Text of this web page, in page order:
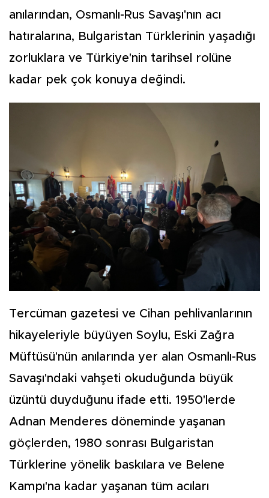
anılarından, Osmanlı-Rus Savaşı'nın acı
hatıralarına, Bulgaristan Türklerinin yaşadığı
zorluklara ve Türkiye'nin tarihsel rolüne
kadar pek çok konuya değindi.
Tercüman gazetesi ve Cihan pehlivanlarının
hikayeleriyle büyüyen Soylu, Eski Zağra
Müftüsü'nün anılarında yer alan Osmanlı-Rus
Savaşı'ndaki vahşeti okuduğunda büyük
üzüntü duyduğunu ifade etti. 1950'lerde
Adnan Menderes döneminde yaşanan
göçlerden, 1980 sonrası Bulgaristan
Türklerine yönelik baskılara ve Belene
Kampı'na kadar yaşanan tüm acıları